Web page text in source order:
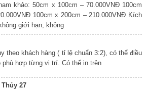
khảo: 50cm x 100cm – 70.000VNĐ 100cm
100cm x 200cm – 210.000VNĐ Kích
giới hạn, không
theo khách hàng ( tỉ lệ chuẩn 3:2), có thể điều
phù hợp từng vị trí. Có thể in trên
27